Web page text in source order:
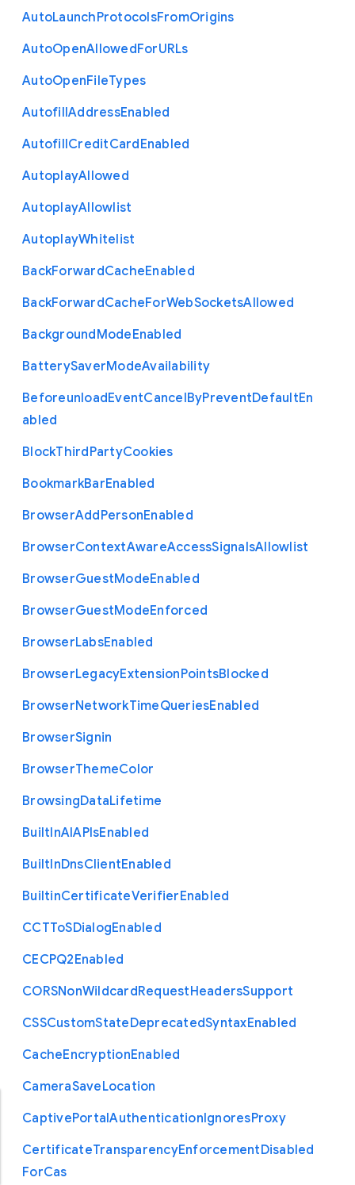
AutoLaunchProtocolsFromOrigins
AutoOpenAllowedForURLs
AutoOpenFileTypes
AutofillAddressEnabled
AutofillCreditCardEnabled
AutoplayAllowed
AutoplayAllowlist
AutoplayWhitelist
BackForwardCacheEnabled
BackForwardCacheForWebSocketsAllowed
BackgroundModeEnabled
BatterySaverModeAvailability
BeforeunloadEventCancelByPreventDefaultEn
abled
BlockThirdPartyCookies
BookmarkBarEnabled
BrowserAddPersonEnabled
BrowserContextAwareAccessSignalsAllowlist
BrowserGuestModeEnabled
BrowserGuestModeEnforced
BrowserLabsEnabled
BrowserLegacyExtensionPointsBlocked
BrowserNetworkTimeQueriesEnabled
BrowserSignin
BrowserThemeColor
BrowsingDataLifetime
BuiltInAIAPIsEnabled
BuiltInDnsClientEnabled
BuiltinCertificateVerifierEnabled
CCTToSDialogEnabled
CECPQ2Enabled
CORSNonWildcardRequestHeadersSupport
CSSCustomStateDeprecatedSyntaxEnabled
CacheEncryptionEnabled
CameraSaveLocation
CaptivePortalAuthenticationIgnoresProxy
CertificateTransparencyEnforcementDisabled
ForCas